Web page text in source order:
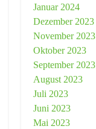
Januar 2024
Dezember 2023
November 2023
Oktober 2023
September 2023
August 2023
Juli 2023
Juni 2023
Mai 2023